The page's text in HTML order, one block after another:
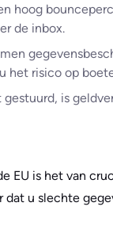
hoog
de inbox.
het risico op
is
EU is het van
u slechte